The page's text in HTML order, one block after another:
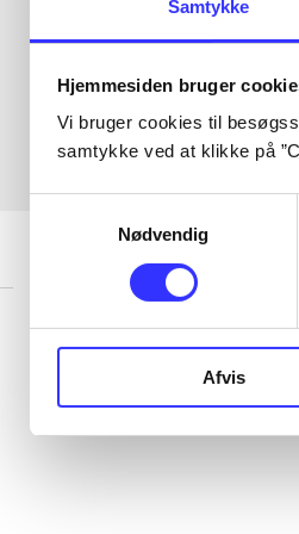
Samtykke
Hjemmesiden bruger
Vi bruger cookies til
samtykke ved at klikke på
Nødvendig
Afvis